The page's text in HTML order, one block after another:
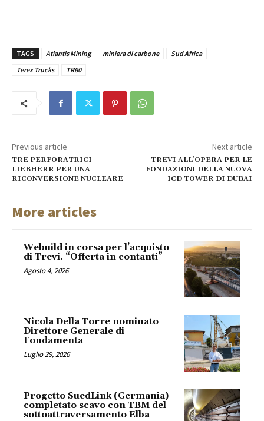
TAGS Atlantis Mining miniera di carbone
Sud Africa
Terex Trucks
TR60
Previous article
TRE PERFORATRICI
LIEBHERR PER UNA
RICONVERSIONE NUCLEARE
Next article
TREVI ALL’OPERA PER LE
FONDAZIONI DELLA NUOVA
ICD TOWER DI DUBAI
More articles
Webuild in corsa per l’acquisto
di Trevi. “Offerta in contanti”
Agosto 4, 2026
Nicola Della Torre nominato
Direttore Generale di
Fondamenta
Luglio 29, 2026
Progetto SuedLink (Germania)
completato scavo con TBM del
sottoattraversamento Elba